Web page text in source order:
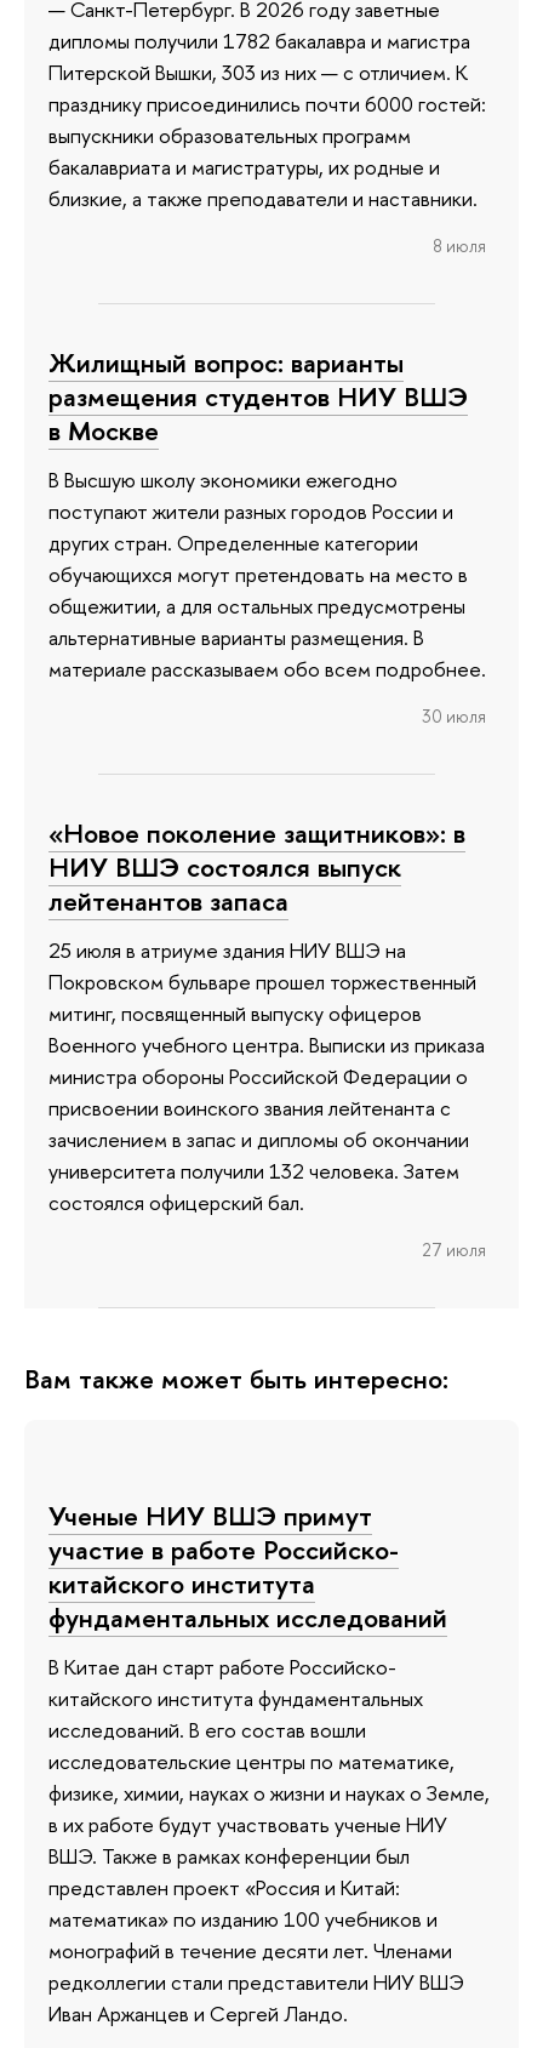
— Санкт-Петербург. В 2026 году заветные
дипломы получили 1782 бакалавра и магистра
Питерской Вышки, 303 из них — с отличием. К
празднику присоединились почти 6000 гостей:
выпускники образовательных программ
бакалавриата и магистратуры, их родные и
близкие, а также преподаватели и наставники.
8 июля
Жилищный вопрос: варианты
размещения студентов НИУ ВШЭ
в Москве
В Высшую школу экономики ежегодно
поступают жители разных городов России и
других стран. Определенные категории
обучающихся могут претендовать на место в
общежитии, а для остальных предусмотрены
альтернативные варианты размещения. В
материале рассказываем обо всем подробнее.
30 июля
«Новое поколение защитников»: в
НИУ ВШЭ состоялся выпуск
лейтенантов запаса
25 июля в атриуме здания НИУ ВШЭ на
Покровском бульваре прошел торжественный
митинг, посвященный выпуску офицеров
Военного учебного центра. Выписки из приказа
министра обороны Российской Федерации о
присвоении воинского звания лейтенанта с
зачислением в запас и дипломы об окончании
университета получили 132 человека. Затем
состоялся офицерский бал.
27 июля
Вам также может быть интересно:
Ученые НИУ ВШЭ примут
участие в работе Российско-
китайского института
фундаментальных исследований
В Китае дан старт работе Российско-
китайского института фундаментальных
исследований. В его состав вошли
исследовательские центры по математике,
физике, химии, науках о жизни и науках о Земле,
в их работе будут участвовать ученые НИУ
ВШЭ. Также в рамках конференции был
представлен проект «Россия и Китай:
математика» по изданию 100 учебников и
монографий в течение десяти лет. Членами
редколлегии стали представители НИУ ВШЭ
Иван Аржанцев и Сергей Ландо.